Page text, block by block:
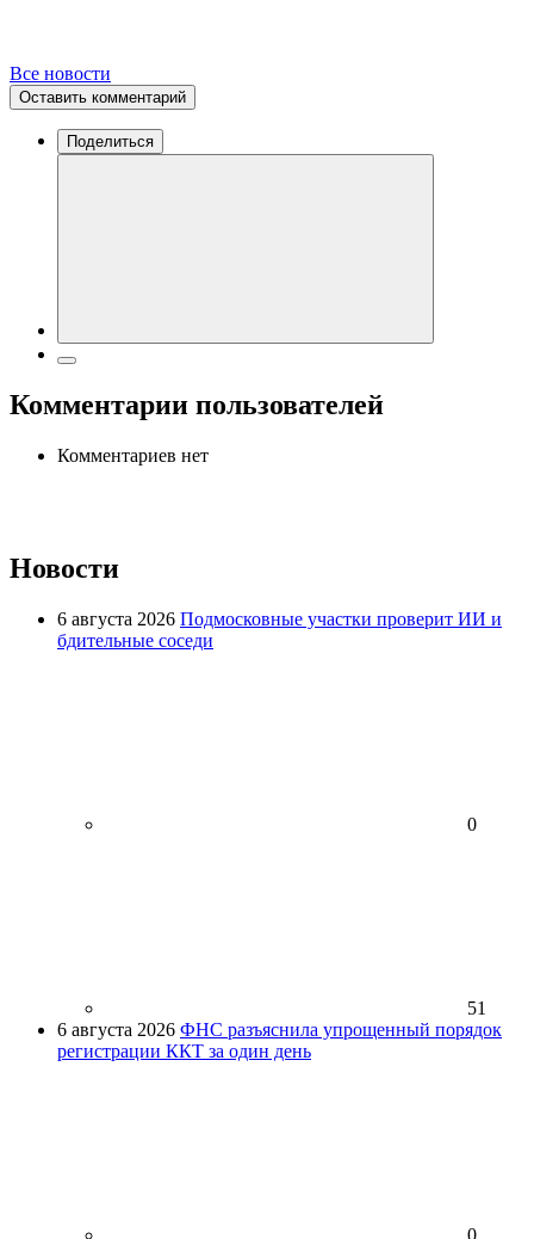
Все новости
Оставить комментарий
Поделиться
Комментарии пользователей
Комментариев нет
Новости
6 августа 2026 Подмосковные участки проверит ИИ и
бдительные соседи
0
51
6 августа 2026 ФНС разъяснила упрощенный порядок
регистрации ККТ за один день
0